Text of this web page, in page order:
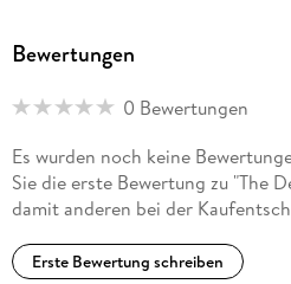
Bewertungen
0 Bewertungen
Es wurden noch keine
Sie die erste Bewertung zu "The
damit anderen bei der
Erste Bewertung schreiben